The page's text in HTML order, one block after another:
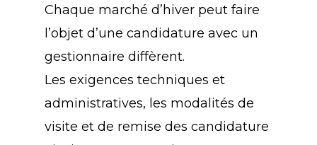
Chaque marché d’hiver peut faire
l’objet d’une candidature avec un
gestionnaire diffèrent.
Les exigences techniques et
administratives, les modalités de
visite et de remise des candidature